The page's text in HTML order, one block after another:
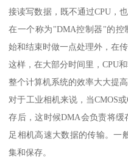
接读写数据，既不通过CPU，
在一个称为"DMA控制器"的控
始和结束时做一点处理外，在
这样，在大部分时间里，CPU
整个计算机系统的效率大大提高
对于工业相机来说，当CMOS
存后，这时候DMA会负责将
足相机高速大数据的传输。一
集和保存。